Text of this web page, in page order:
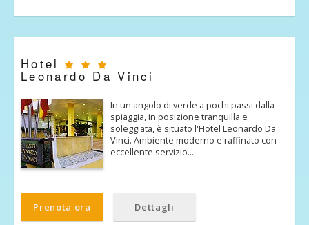
Hotel
Leonardo Da Vinci
In un angolo di verde a pochi passi dalla
spiaggia, in posizione tranquilla e
soleggiata, è situato l'Hotel Leonardo Da
Vinci. Ambiente moderno e raffinato con
eccellente servizio…
Prenota ora Dettagli